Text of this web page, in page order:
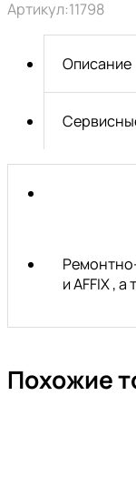
односторонний
(ударный)
Артикул:11798
Описание
и AFFIX ,
Похожие